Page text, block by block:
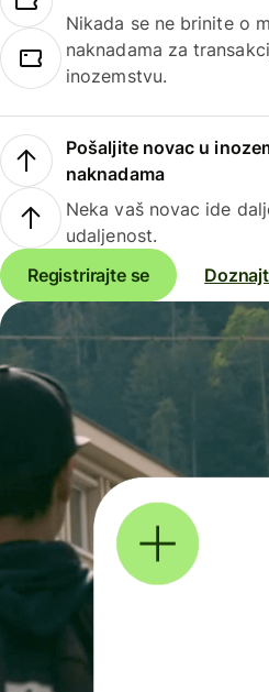
Nikada se ne brinite o
naknadama za
inozemstvu.
Pošaljite novac u
naknadama
Neka vaš novac ide
udaljenost.
Registrirajte se